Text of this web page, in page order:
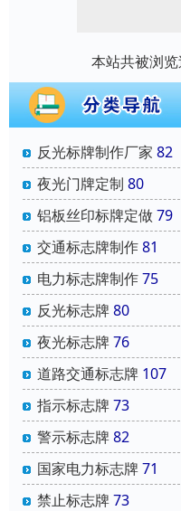
本站共被浏
反光标牌制作厂家 82
夜光门牌定制 80
铝板丝印标牌定做79
交通标志牌制作81
电力标志牌制作75
反光标志牌80
夜光标志牌76
道路交通标志牌 107
指示标志牌73
警示标志牌82
国家电力标志牌71
禁止标志牌73